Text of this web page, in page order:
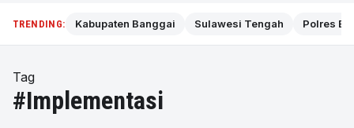
TRENDING: Kabupaten Banggai Sulawesi Tengah Polres
Tag
#Implementasi